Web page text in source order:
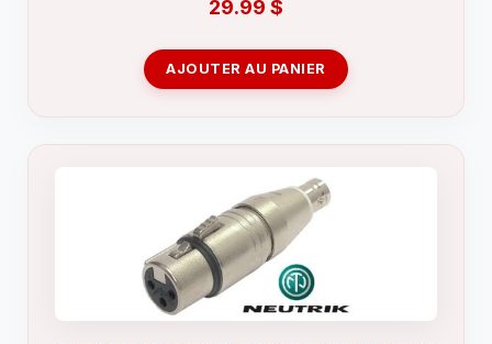
29.99 $
AJOUTER AU PANIER